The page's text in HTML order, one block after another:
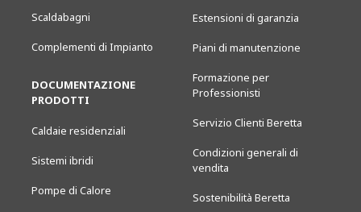
Scaldabagni
Complementi di Impianto
DOCUMENTAZIONE
PRODOTTI
Caldaie residenziali
Sistemi ibridi
Pompe di Calore
Estensioni di garanzia
Piani di manutenzione
Formazione per
Professionisti
Servizio Clienti Beretta
Condizioni generali di
vendita
Sostenibilità Beretta